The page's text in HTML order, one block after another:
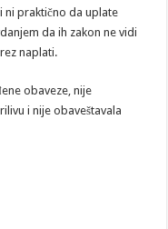
ni praktično da uplate
da ih zakon ne vidi
naplati.
obaveze, nije
i nije obaveštavala